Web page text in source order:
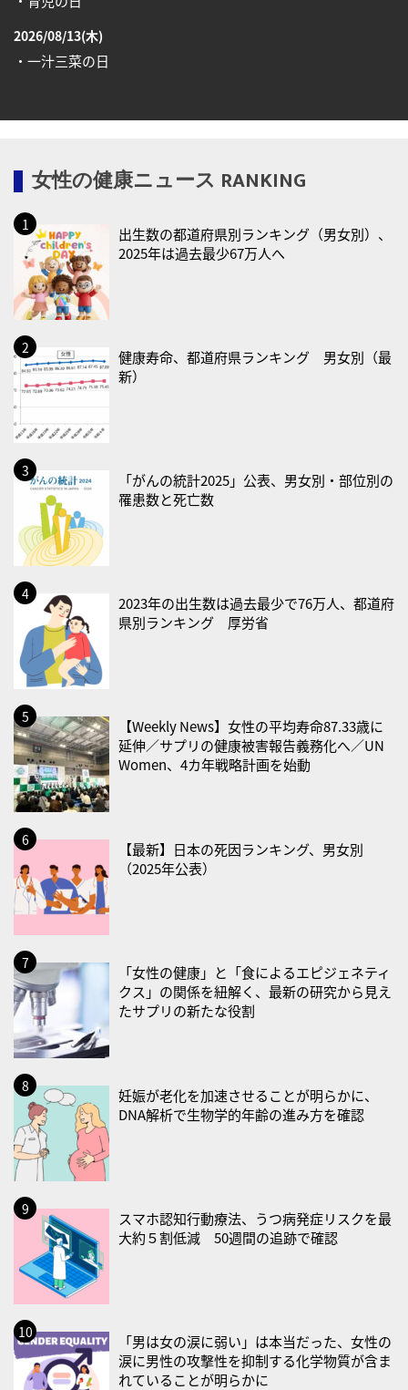
2026/08/13(木)
・一汁三菜の日
・減塩の日
・防犯の日
2026/08/19(水)
・世界人道デー
・食育の日
2026/08/21(金)
・献血の日
2026/08/22(土)
・禁煙の日
・不眠の日
・乳酸菌の日
2026/08/25(火)
・いたわり肌の日
2026/08/26(水)
・風呂の日
2026/08/29(土)
・筋肉強化の日
2026/08/30(日)
・ＥＰＡの日
2026/08/31(月)
・菜の日
・血管内破砕術（IVL）の日
2026/09/01(火)
・がん征圧月間
・世界アルツハイマー月間
・健康増進普及月間
・歯ヂカラ探究月間
・職場の健康診断実施強化月間
・大腸がん検診の日
・防災の日
2026/09/02(水)
・がん征圧月間
・世界アルツハイマー月間
・健康増進普及月間
・歯ヂカラ探究月間
・職場の健康診断実施強化月間
2026/09/03(木)
・がん征圧月間
・世界アルツハイマー月間
・健康増進普及月間
・歯ヂカラ探究月間
・職場の健康診断実施強化月間
女性の健康ニュース RANKING
出生数の都道府県別ランキング（男女別）、
2025年は過去最少67万人へ
健康寿命、都道府県ランキング 男女別（最
新）
「がんの統計2025」公表、男女別・部位別の
罹患数と死亡数
2023年の出生数は過去最少で76万人、都道府
県別ランキング 厚労省
【Weekly News】女性の平均寿命87.33歳に
延伸／サプリの健康被害報告義務化へ／UN
Women、4カ年戦略計画を始動
【最新】日本の死因ランキング、男女別
（2025年公表）
「女性の健康」と「食によるエピジェネティ
クス」の関係を紐解く、最新の研究から見え
たサプリの新たな役割
妊娠が老化を加速させることが明らかに、
DNA解析で生物学的年齢の進み方を確認
スマホ認知行動療法、うつ病発症リスクを最
大約５割低減 50週間の追跡で確認
「男は女の涙に弱い」は本当だった、女性の
涙に男性の攻撃性を抑制する化学物質が含ま
れていることが明らかに